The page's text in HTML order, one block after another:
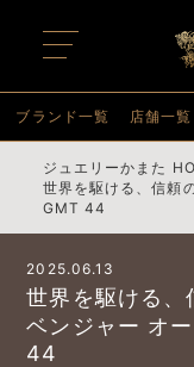
t
o
g
l
n
a
v
i
g
a
i
o
n
ブランド一覧 店舗一覧
ジュエリーかまた
世界を駆ける、信頼
GMT 44
2025.06.13
世界を駆ける
ベンジャー オ
44